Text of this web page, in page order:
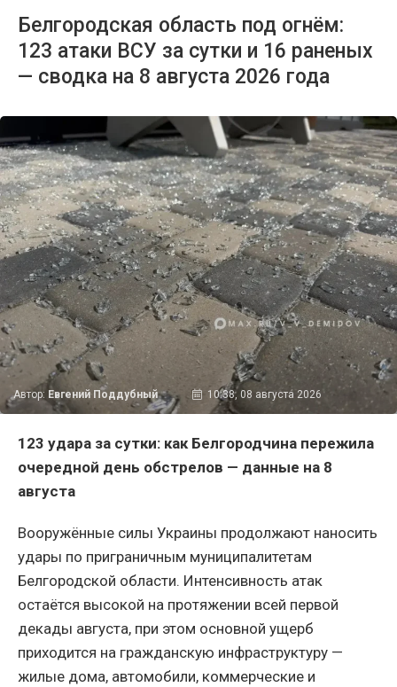
Белгородская область под огнём:
123 атаки ВСУ за сутки и 16 раненых
— сводка на 8 августа 2026 года
Автор: Евгений Поддубный 10:38, 08 августа 2026
123 удара за сутки: как Белгородчина пережила
очередной день обстрелов — данные на 8
августа
Вооружённые силы Украины продолжают наносить
удары по приграничным муниципалитетам
Белгородской области. Интенсивность атак
остаётся высокой на протяжении всей первой
декады августа, при этом основной ущерб
приходится на гражданскую инфраструктуру —
жилые дома, автомобили, коммерческие и